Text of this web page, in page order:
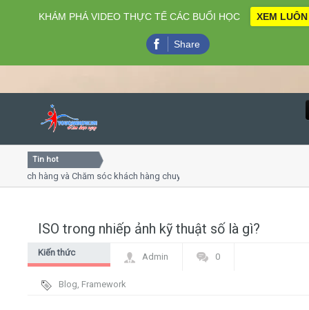
Close
Home
Giới thiệu
Tin hot
hàng và Chăm sóc khách hàng chuyên nghiệp
ISO trong nhiếp ảnh kỹ thuật số là gì?
Kiến thức
Admin 0
Blog, Framework
KHÁM PHÁ VIDEO THỰC TẾ CÁC BUỔI HỌC XEM LUÔN
Share